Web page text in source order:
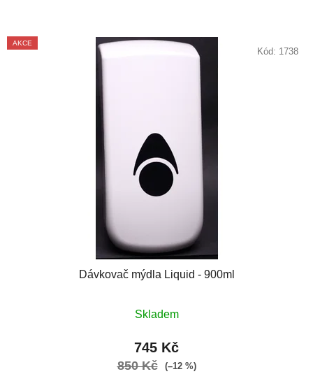
AKCE
Dávkovač mýdla Liquid - 900ml
Skladem
745 Kč
850 Kč (–12 %)
Kód: 1738